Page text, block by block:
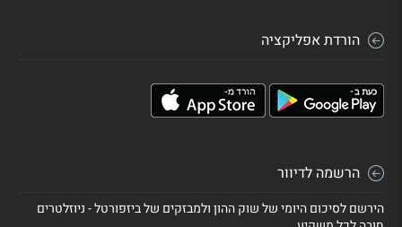
הורדת אפליקציה
הרשמה לדיוור
הירשם לסיכום היומי של שוק ההון ולמבזקים של ביזפורטל - ניוזלטרים